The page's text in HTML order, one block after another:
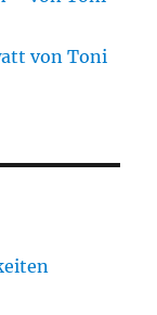
von Toni